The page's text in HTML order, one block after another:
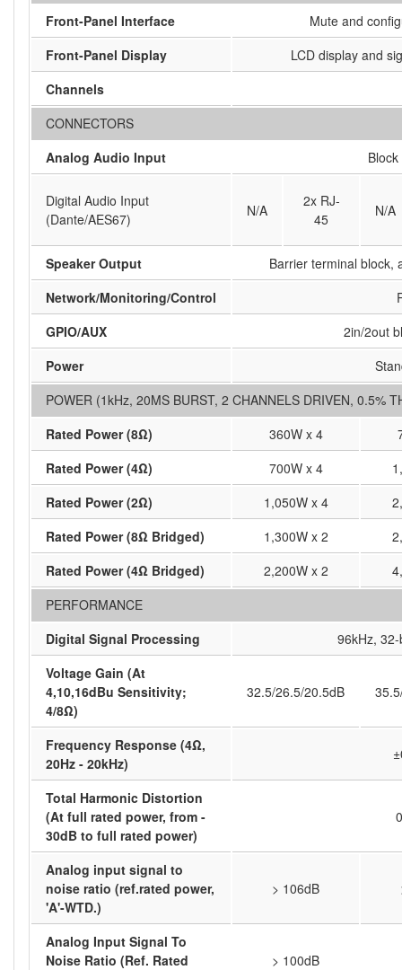
Front-Panel Interface
Mute and
Front-Panel Display
LCD display and
Channels
CONNECTORS
Analog Audio Input
Digital Audio Input
(Dante/AES67)
N/A
2x RJ-
45
N/A
Speaker Output
Barrier terminal block,
Network/Monitoring/Control
GPIO/AUX
2in/2out
Power
POWER (1kHz, 20MS BURST, 2 CHANNELS DRIVEN, 0.5%
Rated Power (8Ω)
360W x 4
Rated Power (4Ω)
700W x 4
Rated Power (2Ω)
1,050W x 4
Rated Power (8Ω Bridged)
1,300W x 2
Rated Power (4Ω Bridged)
2,200W x 2
PERFORMANCE
Digital Signal Processing
96kHz,
Voltage Gain (At
4,10,16dBu Sensitivity;
4/8Ω)
32.5/26.5/20.5dB
Frequency Response (4Ω,
20Hz - 20kHz)
Total Harmonic Distortion
(At full rated power, from -
30dB to full rated power)
Analog input signal to
noise ratio (ref.rated power,
'A'-WTD.)
> 106dB
Analog Input Signal To
Noise Ratio (Ref. Rated
> 100dB